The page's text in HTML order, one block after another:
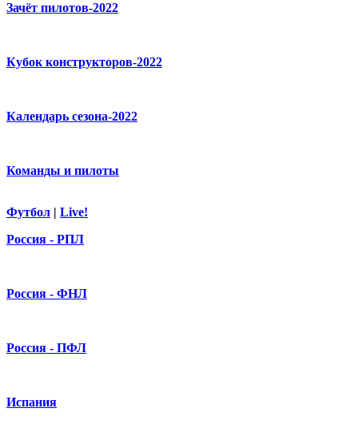
Зачёт пилотов-2022
Кубок конструкторов-2022
Календарь сезона-2022
Команды и пилоты
Футбол | Live!
Россия - РПЛ
Россия - ФНЛ
Россия - ПФЛ
Испания